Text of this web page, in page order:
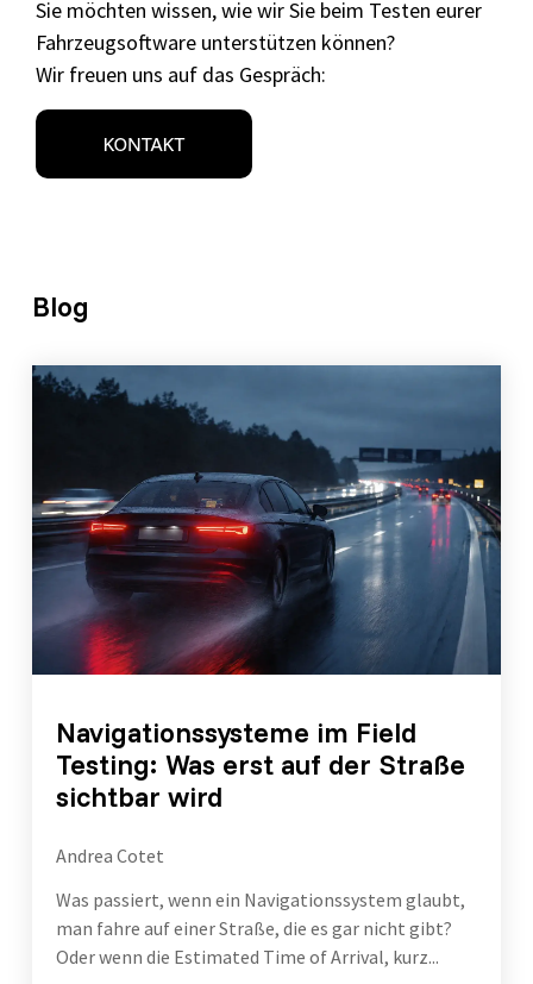
Sie möchten wissen, wie wir Sie beim Testen eurer
Fahrzeugsoftware unterstützen können?
Wir freuen uns auf das Gespräch:
Blog
Navigationssysteme im Field
Testing: Was erst auf der Straße
sichtbar wird
Andrea Cotet
Was passiert, wenn ein Navigationssystem glaubt,
man fahre auf einer Straße, die es gar nicht gibt?
Oder wenn die Estimated Time of Arrival, kurz...